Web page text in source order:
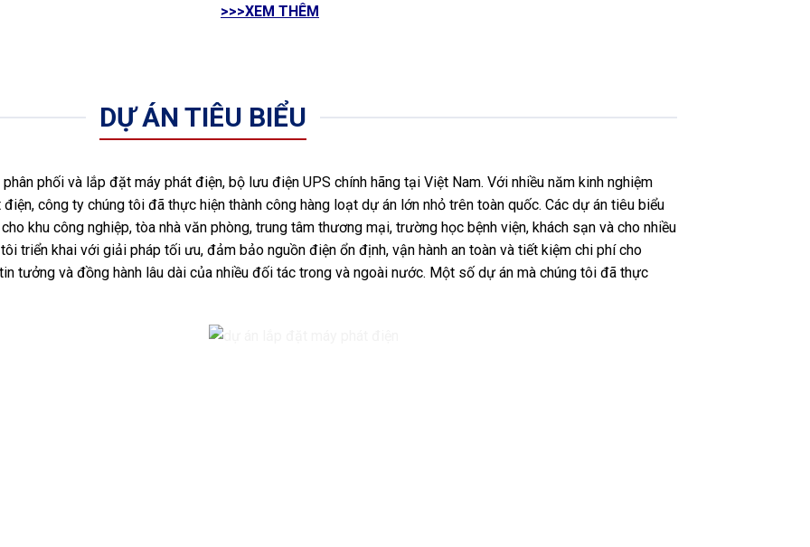
>>>XEM THÊM
DỰ ÁN TIÊU BIỂU
phối và lắp đặt máy phát điện, bộ lưu điện UPS chính hãng tại Việt Nam. Với nhiều năm kinh nghiệm
công ty chúng tôi đã thực hiện thành công hàng loạt dự án lớn nhỏ trên toàn quốc. Các dự án tiêu biểu
khu công nghiệp, tòa nhà văn phòng, trung tâm thương mại, trường học bệnh viện, khách sạn và cho nhiều
triển khai với giải pháp tối ưu, đảm bảo nguồn điện ổn định, vận hành an toàn và tiết kiệm chi phí cho
tưởng và đồng hành lâu dài của nhiều đối tác trong và ngoài nước. Một số dự án mà chúng tôi đã thực